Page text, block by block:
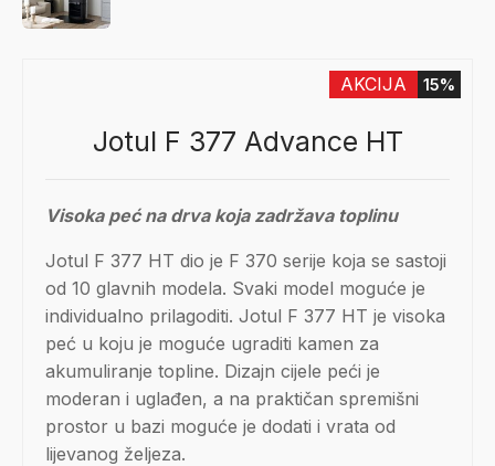
Jotul F 377 Advance HT
AKCIJA 15%
Visoka peć na drva koja zadržava toplinu
Jotul F 377 HT dio je F 370 serije koja se sastoji
od 10 glavnih modela. Svaki model moguće je
individualno prilagoditi. Jotul F 377 HT je visoka
peć u koju je moguće ugraditi kamen za
akumuliranje topline. Dizajn cijele peći je
moderan i uglađen, a na praktičan spremišni
prostor u bazi moguće je dodati i vrata od
lijevanog željeza.